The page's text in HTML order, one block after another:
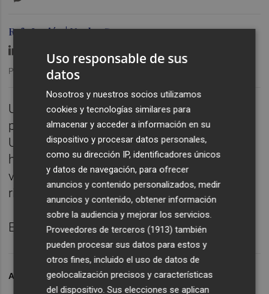
Rafa Lupión | Nacho Guerrero
Publicado: 04/02/2026 ·
Uno de cada diez trabajadores en España
presenta adicción al trabajo, según la
Universitat Jaume I. Un 8% supera las 12
horas diarias, con efectos en la salud y la
vida personal. Los expertos alertan del
riesgo de normalizar esta conducta.
Episodio completo en Plaza Pódcast.
ARCHIVADO EN PÓDCAST
Uso responsable de sus
datos
Nosotros y nuestros socios utilizamos
cookies y tecnologías similares para
almacenar y acceder a información en su
dispositivo y procesar datos personales,
como su dirección IP, identificadores únicos
y datos de navegación, para ofrecer
anuncios y contenido personalizados, medir
anuncios y contenido, obtener información
sobre la audiencia y mejorar los servicios.
Proveedores de terceros (1913) también
pueden procesar sus datos para estos y
otros fines, incluido el uso de datos de
geolocalización precisos y características
del dispositivo. Sus elecciones se aplican